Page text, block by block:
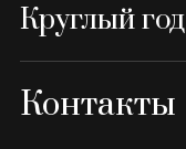
Круглый год
Контакты